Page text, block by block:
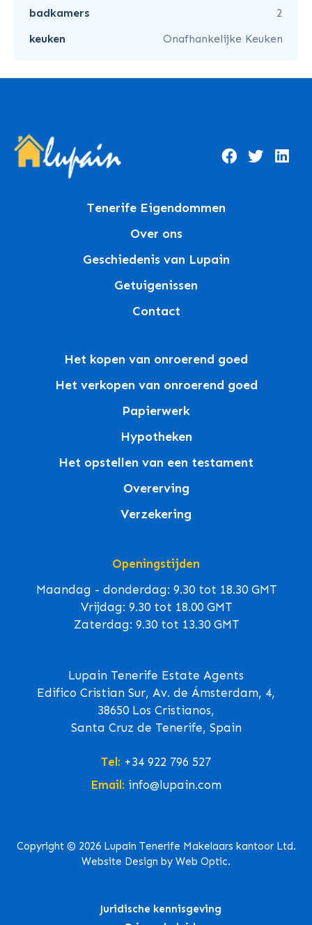
badkamers
2
keuken
Onafhankelijke Keuken
Tenerife Eigendommen
Over ons
Geschiedenis van Lupain
Getuigenissen
Contact
Het kopen van onroerend goed
Het verkopen van onroerend goed
Papierwerk
Hypotheken
Het opstellen van een testament
Overerving
Verzekering
Openingstijden
Maandag - donderdag: 9.30 tot 18.30 GMT
Vrijdag: 9.30 tot 18.00 GMT
Zaterdag: 9.30 tot 13.30 GMT
Lupain Tenerife Estate Agents
Edifico Cristian Sur, Av. de Ámsterdam, 4,
38650 Los Cristianos,
Santa Cruz de Tenerife, Spain
Tel: +34 922 796 527
Email: info@lupain.com
Copyright © 2026 Lupain Tenerife Makelaars kantoor Ltd.
Website Design by Web Optic.
Juridische kennisgeving